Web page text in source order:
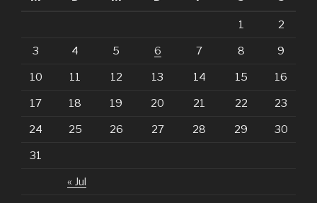
« Jul
1 2
3 4 5 6 7 8 9
10 11 12 13 14 15 16
17 18 19 20 21 22 23
24 25 26 27 28 29 30
31